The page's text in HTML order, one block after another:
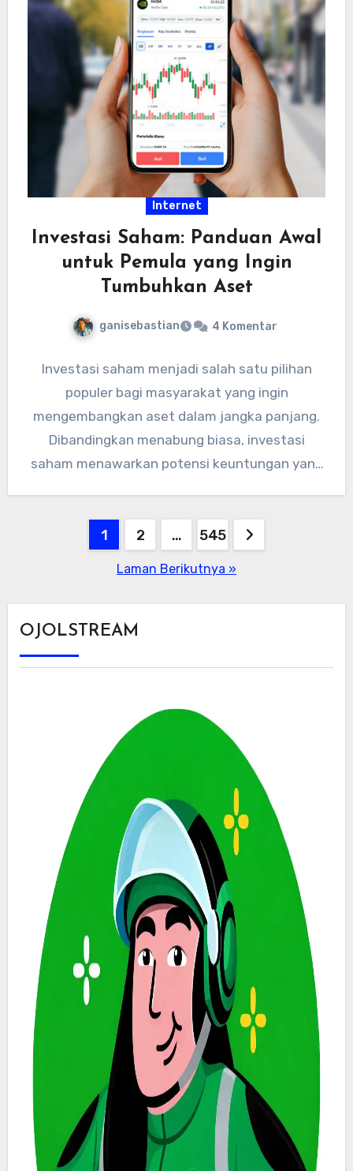
Internet
Investasi Saham: Panduan Awal
untuk Pemula yang Ingin
Tumbuhkan Aset
ganisebastian 4 Komentar
Investasi saham menjadi salah satu pilihan
populer bagi masyarakat yang ingin
mengembangkan aset dalam jangka panjang.
Dibandingkan menabung biasa, investasi
saham menawarkan potensi keuntungan yang
Paginasi
1 2 … 545
Laman Berikutnya »
OJOLSTREAM